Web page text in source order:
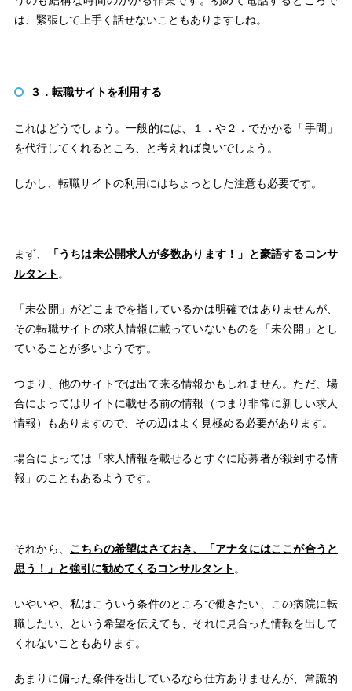
は、緊張して上手く話せないこともありますしね。
３．転職サイトを利用する
これはどうでしょう。一般的には、１．や２．でかかる「手間」
を代行してくれるところ、と考えれば良いでしょう。
しかし、転職サイトの利用にはちょっとした注意も必要です。
まず、
「うちは未公開求人が多数あります！」と豪語するコンサ
ルタント。
「未公開」がどこまでを指しているかは明確ではありませんが、
その転職サイトの求人情報に載っていないものを「未公開」とし
ていることが多いようです。
つまり、他のサイトでは出て来る情報かもしれません。ただ、場
合によってはサイトに載せる前の情報（つまり非常に新しい求人
情報）もありますので、その辺はよく見極める必要があります。
場合によっては「求人情報を載せるとすぐに応募者が殺到する情
報」のこともあるようです。
それから、 こちらの希望はさておき、「アナタにはここが合うと
思う！」と強引に勧めてくるコンサルタント。
いやいや、私はこういう条件のところで働きたい、この病院に転
職したい、という希望を伝えても、それに見合った情報を出して
くれないこともあります。
あまりに偏った条件を出しているなら仕方ありませんが、常識的